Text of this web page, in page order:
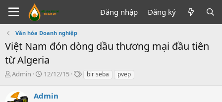
Đăng nhập Đăng ký
Văn hóa Doanh nghiệp
Việt Nam đón dòng dầu thương mại đầu tiên
từ Algeria
T
e
Admin
N
y
12/12/15
T
h
bir seba pvep
Admin